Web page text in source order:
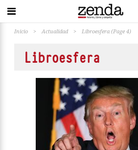
Inicio > Actualidad > Libroesfera (Page 4)
Libroesfera